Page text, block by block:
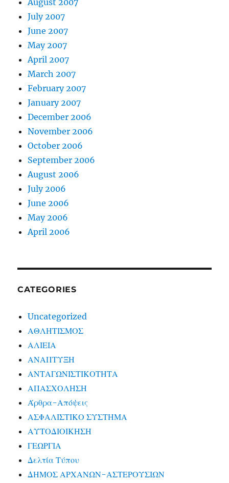
August 2007
July 2007
June 2007
May 2007
April 2007
March 2007
February 2007
January 2007
December 2006
November 2006
October 2006
September 2006
August 2006
July 2006
June 2006
May 2006
April 2006
CATEGORIES
Uncategorized
ΑΘΛΗΤΙΣΜΟΣ
ΑΛΙΕΙΑ
ΑΝΑΠΤΥΞΗ
ΑΝΤΑΓΩΝΙΣΤΙΚΟΤΗΤΑ
ΑΠΑΣΧΟΛΗΣΗ
Άρθρα-Απόψεις
ΑΣΦΑΛΙΣΤΙΚΟ ΣΥΣΤΗΜΑ
ΑΥΤΟΔΙΟΙΚΗΣΗ
ΓΕΩΡΓΙΑ
Δελτία Τύπου
ΔΗΜΟΣ ΑΡΧΑΝΩΝ-ΑΣΤΕΡΟΥΣΙΩΝ